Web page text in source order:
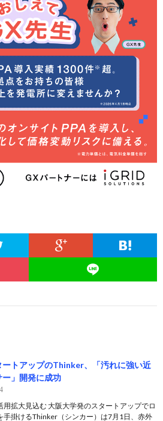
ートアップのThinker、「汚れに強い近
」開発に成功
用拡大見込む 大阪大学発のスタートアップでロ
手掛けるThinker（シンカー）は7月1日、赤外